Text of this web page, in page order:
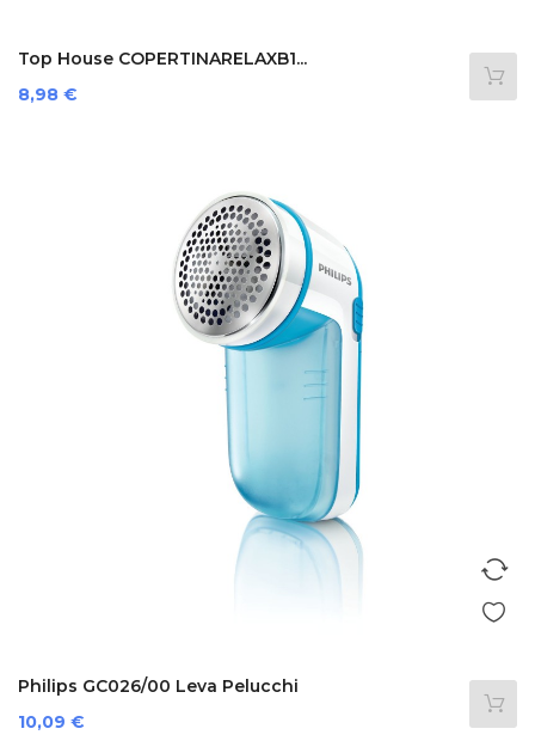
Top House COPERTINARELAXB1...
Prezzo
8,98 €
Philips GC026/00 Leva Pelucchi
Prezzo
10,09 €